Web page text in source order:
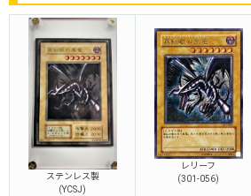
ステンレス製
(YCSJ)
レリーフ
(301-056)